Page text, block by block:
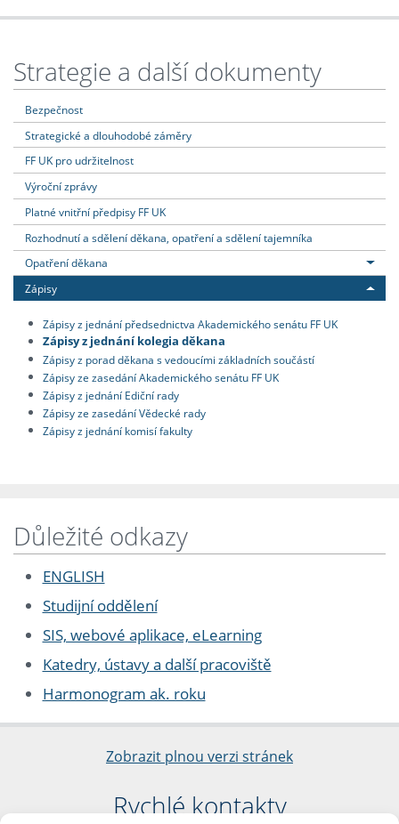
Strategie a další dokumenty
Bezpečnost
Strategické a dlouhodobé záměry
FF UK pro udržitelnost
Výroční zprávy
Platné vnitřní předpisy FF UK
Rozhodnutí a sdělení děkana, opatření a sdělení tajemníka
Opatření děkana
Zápisy
Zápisy z jednání předsednictva Akademického senátu FF UK
Zápisy z jednání kolegia děkana
Zápisy z porad děkana s vedoucími základních součástí
Zápisy ze zasedání Akademického senátu FF UK
Zápisy z jednání Ediční rady
Zápisy ze zasedání Vědecké rady
Zápisy z jednání komisí fakulty
Důležité odkazy
ENGLISH
Studijní oddělení
SIS, webové aplikace, eLearning
Katedry, ústavy a další pracoviště
Harmonogram ak. roku
Zobrazit plnou verzi stránek
Rychlé kontakty